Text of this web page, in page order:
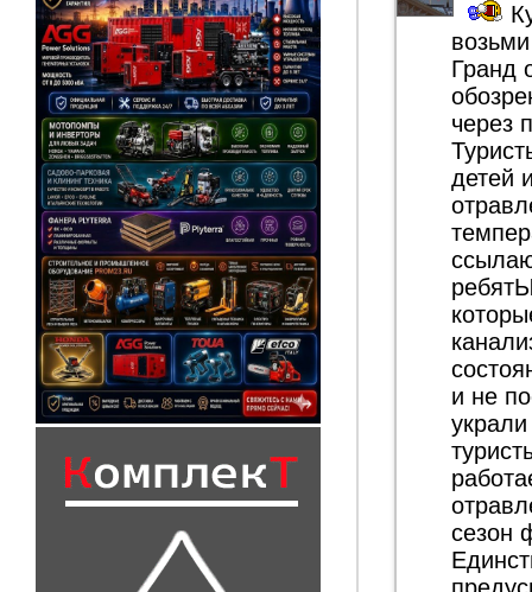
Гранд
через
детей
и не
сезон